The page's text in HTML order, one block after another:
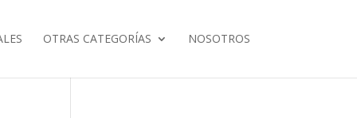
OTRAS CATEGORÍAS NOSOTROS